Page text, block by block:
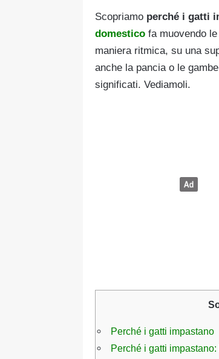
Scopriamo perché i gatti
domestico fa muovendo
maniera ritmica, su una
anche la pancia o le
significati. Vediamoli.
Perché i gatti impastano
Perché i gatti